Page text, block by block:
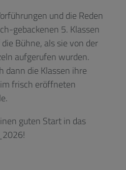
und die Reden
gebackenen 5. Klassen
Bühne, als sie von der
aufgerufen wurden.
dann die Klassen ihre
frisch eröffneten
guten Start in das